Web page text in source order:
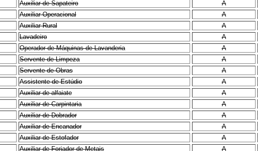
Auxiliar de Sapateiro A
Auxiliar Operacional A
Auxiliar Rural A
Lavadeiro A
Operador de Máquinas de Lavanderia A
Servente de Limpeza A
Servente de Obras A
Assistente de Estúdio A
Auxiliar de alfaiate A
Auxiliar de Carpintaria A
Auxiliar de Dobrador A
Auxiliar de Encanador A
Auxiliar de Estofador A
Auxiliar de Forjador de Metais A